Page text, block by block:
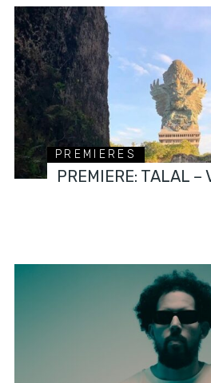
PREMIERES
PREMIERE: TALAL –